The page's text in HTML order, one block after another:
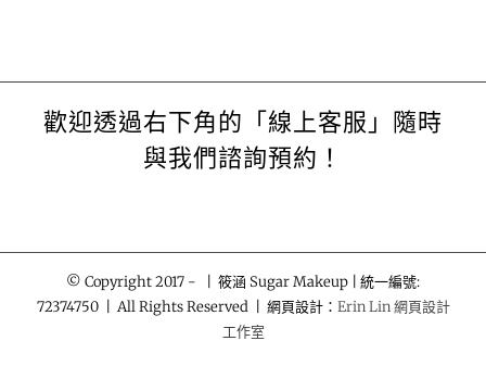
歡迎透過右下角的「線上客服」隨時
與我們諮詢預約！
© Copyright 2017 -
| 筱涵 Sugar Makeup | 統一編號:
72374750 | All Rights Reserved | 網頁設計： Erin Lin 網頁設計
工作室